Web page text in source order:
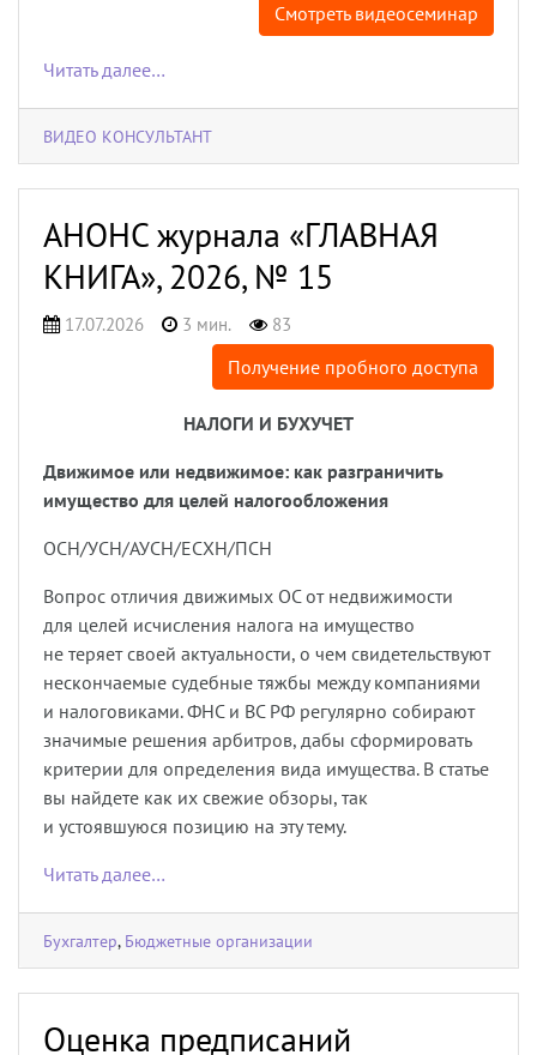
Смотреть видеосеминар
Читать далее…
ВИДЕО КОНСУЛЬТАНТ
АНОНС журнала «ГЛАВНАЯ
КНИГА», 2026, № 15
17.07.2026 3 мин. 83
Получение пробного доступа
НАЛОГИ И БУХУЧЕТ
Движимое или недвижимое: как разграничить
имущество для целей налогообложения
ОСН/УСН/АУСН/ЕСХН/ПСН
Вопрос отличия движимых ОС от недвижимости
для целей исчисления налога на имущество
не теряет своей актуальности, о чем свидетельствуют
нескончаемые судебные тяжбы между компаниями
и налоговиками. ФНС и ВС РФ регулярно собирают
значимые решения арбитров, дабы сформировать
критерии для определения вида имущества. В статье
вы найдете как их свежие обзоры, так
и устоявшуюся позицию на эту тему.
Читать далее…
Бухгалтер, Бюджетные организации
Оценка предписаний